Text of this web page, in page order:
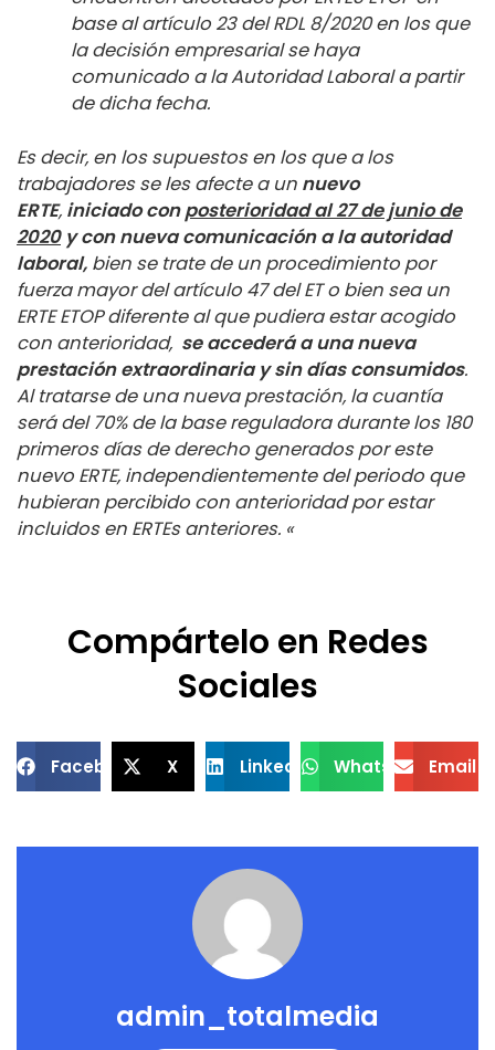
base al artículo 23 del RDL 8/2020 en los que
la decisión empresarial se haya
comunicado a la Autoridad Laboral a partir
de dicha fecha.
Es decir, en los supuestos en los que a los
trabajadores se les afecte a un nuevo
ERTE, iniciado conposterioridad al 27 de junio de
2020y con nueva comunicación a la autoridad
laboral, bien se trate de un procedimiento por
fuerza mayor del artículo 47 del ET o bien sea un
ERTE ETOP diferente al que pudiera estar acogido
con anterioridad, se accederá a una nueva
prestación extraordinaria y sin días consumidos.
Al tratarse de una nueva prestación, la cuantía
será del 70% de la base reguladora durante los 180
primeros días de derecho generados por este
nuevo ERTE, independientemente del periodo que
hubieran percibido con anterioridad por estar
incluidos en ERTEs anteriores. «
Compártelo en Redes
Sociales
Facebook X LinkedIn WhatsApp Email
admin_totalmedia